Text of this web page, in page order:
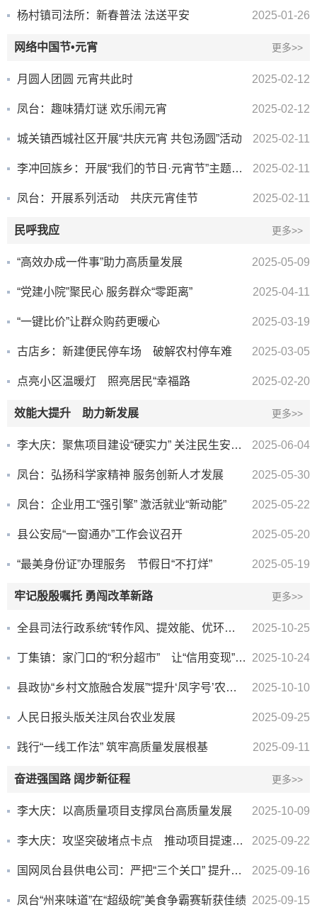
2025-01-26
杨村镇司法所：新春普法 法送平安
更多>>
网络中国节•元宵
2025-02-12
月圆人团圆 元宵共此时
2025-02-12
凤台：趣味猜灯谜 欢乐闹元宵
2025-02-11
城关镇西城社区开展“共庆元宵 共包汤圆”活动
2025-02-11
李冲回族乡：开展“我们的节日·元宵节”主题活动
2025-02-11
凤台：开展系列活动 共庆元宵佳节
更多>>
民呼我应
2025-05-09
“高效办成一件事”助力高质量发展
2025-04-11
“党建小院”聚民心 服务群众“零距离”
2025-03-19
“一键比价”让群众购药更暖心
2025-03-05
古店乡：新建便民停车场 破解农村停车难
2025-02-20
点亮小区温暖灯 照亮居民“幸福路
更多>>
效能大提升 助力新发展
2025-06-04
李大庆：聚焦项目建设“硬实力” 关注民生安全“软环境”
2025-05-30
凤台：弘扬科学家精神 服务创新人才发展
2025-05-22
凤台：企业用工“强引擎” 激活就业“新动能”
2025-05-20
县公安局“一窗通办”工作会议召开
2025-05-19
“最美身份证”办理服务 节假日“不打烊”
更多>>
牢记殷殷嘱托 勇闯改革新路
2025-10-25
全县司法行政系统“转作风、提效能、优环境、促发展”暨四季度工作推进会召开
2025-10-24
丁集镇：家门口的“积分超市” 让“信用变现”触手可及
2025-10-10
县政协“乡村文旅融合发展”“提升‘凤字号’农业品牌影响力”专题协商会召开
2025-09-25
人民日报头版关注凤台农业发展
2025-09-11
践行“一线工作法” 筑牢高质量发展根基
更多>>
奋进强国路 阔步新征程
2025-10-09
李大庆：以高质量项目支撑凤台高质量发展
2025-09-22
李大庆：攻坚突破堵点卡点 推动项目提速提效
2025-09-16
国网凤台县供电公司：严把“三个关口” 提升供电服务质效
2025-09-15
凤台“州来味道”在“超级皖”美食争霸赛斩获佳绩